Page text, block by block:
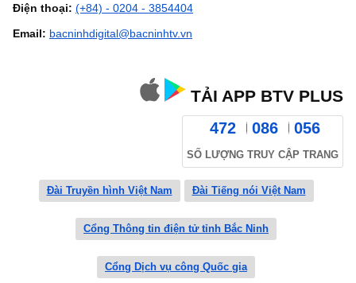
Điện thoại: (+84) - 0204 - 3854404
Email: bacninhdigital@bacninhtv.vn
TẢI APP BTV PLUS
472 086 056
SỐ LƯỢNG TRUY CẬP TRANG
Đài Truyền hình Việt Nam Đài Tiếng nói Việt Nam
Cổng Thông tin điện tử tỉnh Bắc Ninh
Cổng Dịch vụ công Quốc gia